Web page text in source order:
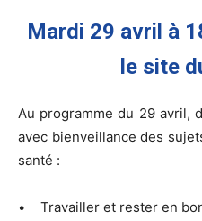
Mardi 29 avril à
le site
Au programme du 29 avril,
avec bienveillance des
santé :
• Travailler et rester en